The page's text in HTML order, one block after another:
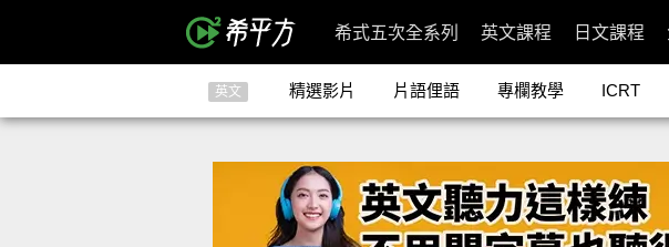
希式五次全系列 英文課程 日文課程
英文 精選影片 片語俚語 專欄教學 ICRT